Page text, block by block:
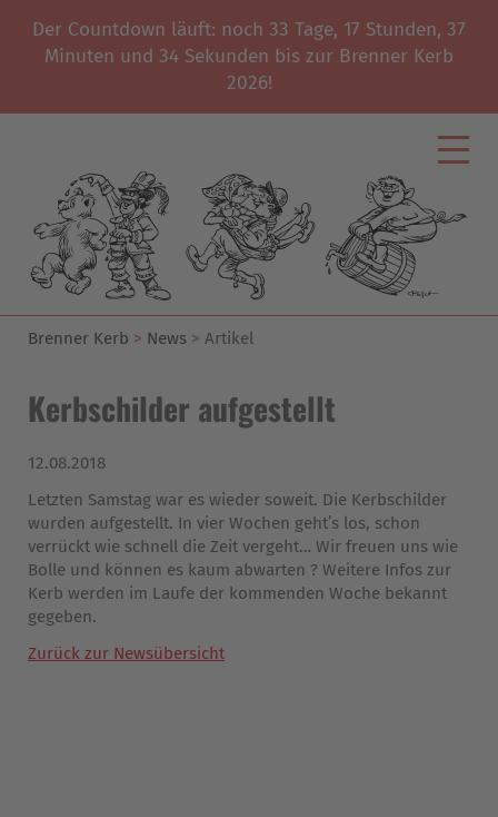
Der Countdown läuft: noch 33 Tage, 17 Stunden, 37
Minuten und 34 Sekunden bis zur Brenner Kerb
2026!
Brenner Kerb News Artikel
Kerbschilder aufgestellt
12.08.2018
Letzten Samstag war es wieder soweit. Die Kerbschilder
wurden aufgestellt. In vier Wochen geht’s los, schon
verrückt wie schnell die Zeit vergeht… Wir freuen uns wie
Bolle und können es kaum abwarten ? Weitere Infos zur
Kerb werden im Laufe der kommenden Woche bekannt
gegeben.
Zurück zur Newsübersicht